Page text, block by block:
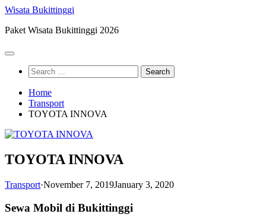
Skip
content
Wisata Bukittinggi
Paket Wisata Bukittinggi 2026
Search
for:
Home
Transport
TOYOTA INNOVA
TOYOTA INNOVA
Transport·November 7, 2019January 3, 2020
Sewa Mobil di Bukittinggi